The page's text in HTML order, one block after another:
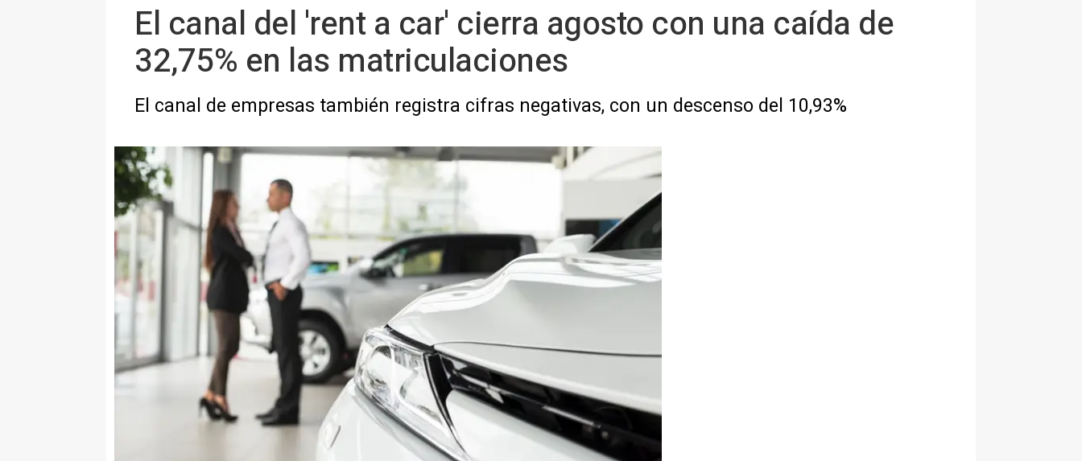
El canal del 'rent a car' cierra agosto con una caída de
32,75% en las matriculaciones
El canal de empresas también registra cifras negativas, con un descenso del 10,93%